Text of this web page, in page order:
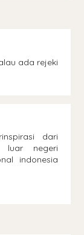
ada rejeki
dari
luar negeri
indonesia